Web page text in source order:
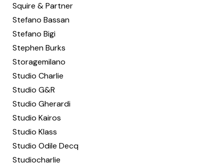
Squire & Partner
Stefano Bassan
Stefano Bigi
Stephen Burks
Storagemilano
Studio Charlie
Studio G&R
Studio Gherardi
Studio Kairos
Studio Klass
Studio Odile Decq
Studiocharlie